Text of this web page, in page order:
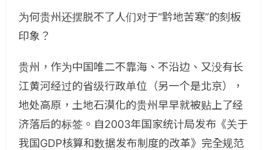
为何贵州还摆脱不了人们对于“黔地苦寒”的刻板
印象？
贵州，作为中国唯二不靠海、不沿边、又没有长
江黄河经过的省级行政单位（另一个是北京），
地处高原，土地石漠化的贵州早早就被贴上了经
济落后的标签。自2003年国家统计局发布《关于
我国GDP核算和数据发布制度的改革》完全规范